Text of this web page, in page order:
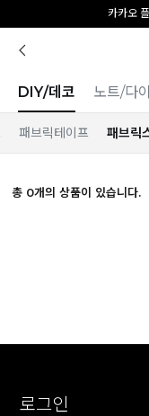
카카오
DIY/데코 노트/다
패브릭테이프 패브릭
총 0개의 상품이 있습니다.
로그인